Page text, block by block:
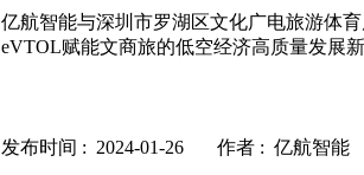
亿航智能与深圳市罗湖区文化广电旅游体
eVTOL赋能文商旅的低空经济高质量发展新
发布时间 : 2024-01-26 作者 : 亿航智能